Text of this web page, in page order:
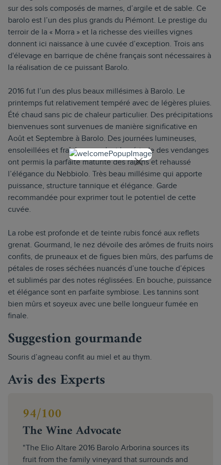
sur des sols composés de marnes, d’argile et de sable. Ce
barolo est l’un des plus grands du Piémont. Le prestige du
terroir de la « Morra » et la richesse des vieilles vignes
donnent ici naissance à une cuvée d’exception. Trois ans
d'élevage en barrique de chêne français sont nécessaires à
la réalisation de ce puissant Barolo.
2016 fut l’un des plus beaux millésimes à Barolo. Le
printemps fut relativement tempéré avec de légères pluies.
Été chaud sans pic de chaleur particulier. Des précipitations
bienvenues sont survenues de manière significative en
Août et Septembre à Barolo. Des journées lumineuses,
ensoleillées et fraîches pendant la période des vendanges
ont permis la parfaite maturité des raisins et rehaussé
l’élégance du Nebbiolo. Très beau millésime qui apporte
puissance, structure tannique et élégance. Garde
recommandée pour exprimer tout le potentiel de cette
cuvée.
La robe est profonde et de teinte rubis foncé aux reflets
grenat. Gourmand, le nez dévoile des arômes de fruits noirs
confits, de pruneaux et de figues bien mûrs, des parfums de
pétales de roses séchées nuancés d’une touche d’épices
et sublimés par des notes réglissées. En bouche, puissance
et élégance sont en parfaite symbiose. Les tannins sont
bien mûrs et soyeux avec une belle longueur fumée en
finale.
Suggestion gourmande
Souris d’agneau confit au miel et au thym.
Avis des Experts
94/100
The Wine Advocate
"The Elio Altare 2016 Barolo Arborina sources its
fruit from the family vineyard that surrounds and